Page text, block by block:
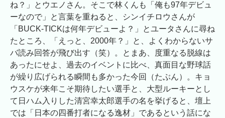
ね？」とウエノさん。そこで林くんも「俺も97年デビュ
ーなので」と言葉を重ねると、シンイチロウさんが
「BUCK-TICKは何年デビューよ？」とユータさんに尋ね
たところ、「えっと、2000年？」と、よくわからないサ
バ読み回答が飛び出す（笑）。とまあ、度重なる脱線は
あったにせよ、過去のイベントに比べ、真面目な野球話
が繰り広げられる瞬間も多かった今回（たぶん）。キョ
ウスケが来年こそ期待したい選手と、大型ルーキーとし
て日ハム入りした清宮幸太郎選手の名を挙げると、壇上
では「日本の四番打者になる逸材」であるという話にな